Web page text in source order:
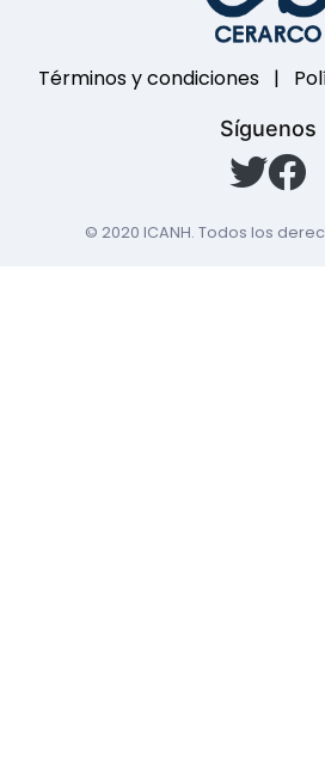
Términos y condiciones |
Síguenos
© 2020 ICANH. Todos los